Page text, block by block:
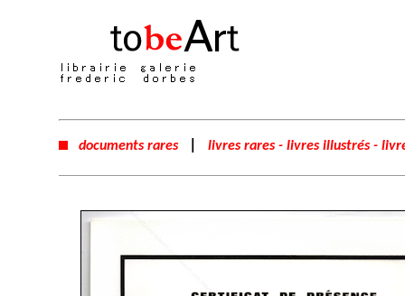
documents rares| livres rares - livres illustrés -